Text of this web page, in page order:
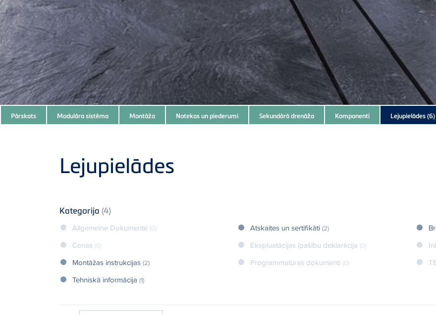
Subnavigation
of
Pārskats Modulāra sistēma Montāža Notekas un piederumi Sekundārā drenāža Komponenti Lejupielādes(6)
Lejupielādes
Kategorija (4)
Allgemeine Dokumente (0) Atskaites un sertifikāti (2)
Cenas (0) Ekspluatācijas īpašību deklarācija (0)
Montāžas instrukcijas (2) Programmatūras dokumenti (0)
Tehniskā informācija (1)